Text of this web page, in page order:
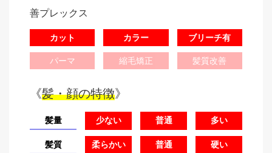
善プレックス
カット カラー ブリーチ有
パーマ 縮毛矯正 髪質改善
《髪・顔の特徴》
髪量 少ない 普通 多い
髪質 柔らかい 普通 硬い